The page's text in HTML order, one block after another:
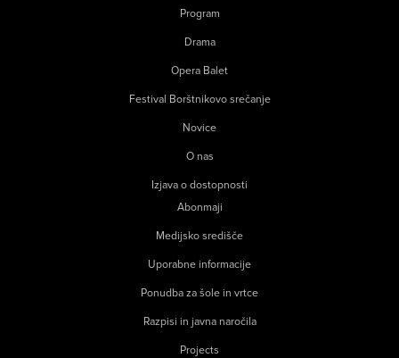
Program
Drama
Opera Balet
Festival Borštnikovo srečanje
Novice
O nas
Izjava o dostopnosti
Abonmaji
Medijsko središče
Uporabne informacije
Ponudba za šole in vrtce
Razpisi in javna naročila
Projects